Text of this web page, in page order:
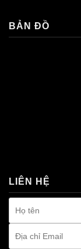
BẢN ĐỒ
LIÊN HỆ